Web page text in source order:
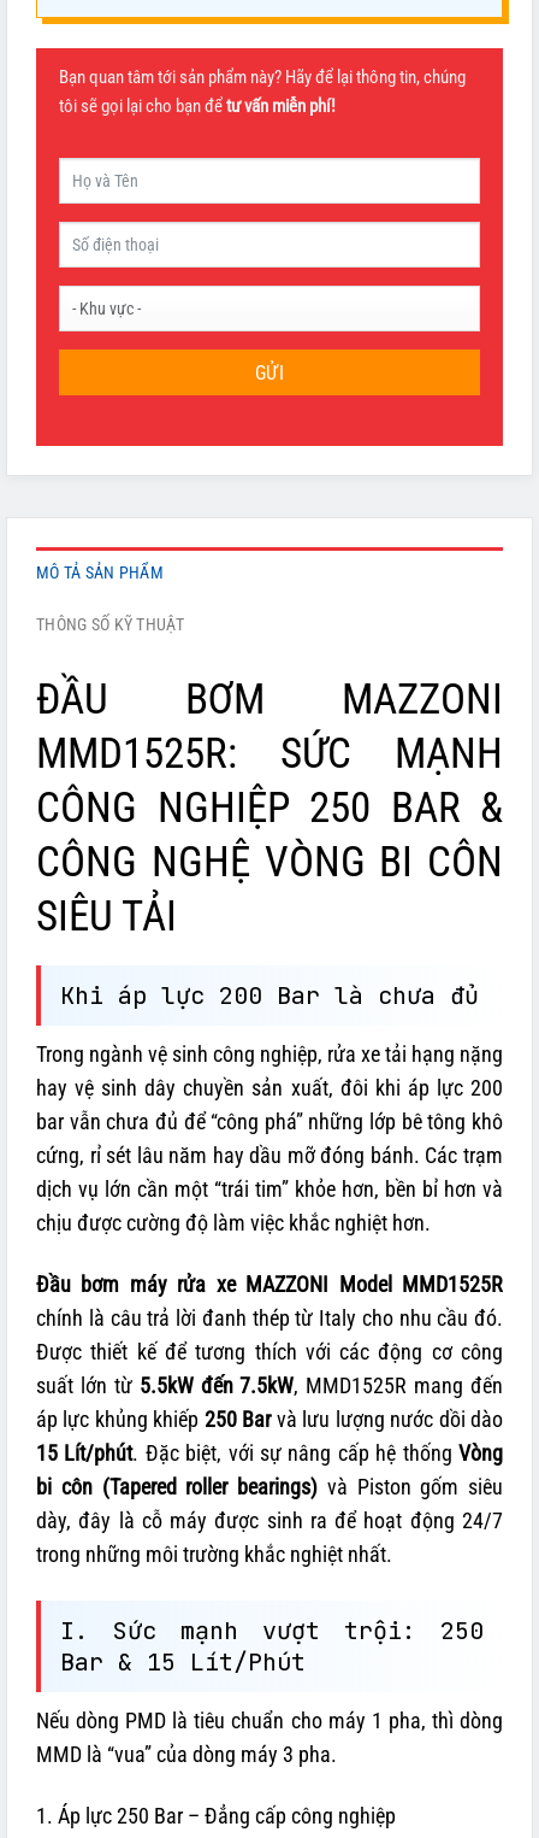
Bạn quan tâm tới sản phẩm này? Hãy để lại thông tin, chúng
tôi sẽ gọi lại cho bạn đểtư vấn miễn phí!
GỬI
MÔ TẢ SẢN PHẨM
THÔNG SỐ KỸ THUẬT
ĐẦU BƠM MAZZONI
MMD1525R: SỨC MẠNH
CÔNG NGHIỆP 250 BAR &
CÔNG NGHỆ VÒNG BI CÔN
SIÊU TẢI
Khi áp lực 200 Bar là chưa đủ
Trong ngành vệ sinh công nghiệp, rửa xe tải hạng nặng
hay vệ sinh dây chuyền sản xuất, đôi khi áp lực 200
bar vẫn chưa đủ để “công phá” những lớp bê tông khô
cứng, rỉ sét lâu năm hay dầu mỡ đóng bánh. Các trạm
dịch vụ lớn cần một “trái tim” khỏe hơn, bền bỉ hơn và
chịu được cường độ làm việc khắc nghiệt hơn.
Đầu bơm máy rửa xe MAZZONI Model MMD1525R
chính là câu trả lời đanh thép từ Italy cho nhu cầu đó.
Được thiết kế để tương thích với các động cơ công
suất lớn từ 5.5kW đến 7.5kW, MMD1525R mang đến
áp lực khủng khiếp 250 Barvà lưu lượng nước dồi dào
15 Lít/phút. Đặc biệt, với sự nâng cấp hệ thốngVòng
bi côn (Tapered roller bearings) và Piston gốm siêu
dày, đây là cỗ máy được sinh ra để hoạt động 24/7
trong những môi trường khắc nghiệt nhất.
I. Sức mạnh vượt trội: 250
Bar & 15 Lít/Phút
Nếu dòng PMD là tiêu chuẩn cho máy 1 pha, thì dòng
MMD là “vua” của dòng máy 3 pha.
1. Áp lực 250 Bar – Đẳng cấp công nghiệp